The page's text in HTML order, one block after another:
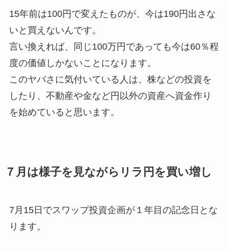
15年前は100円で変えたものが、今は190円出さな
いと買えないんです。
言い換えれば、同じ100万円であっても今は60％程
度の価値しかないことになります。
このヤバさに気付いている人は、株などの投資を
したり、不動産や金など円以外の資産へ資金作り
を始めていると思います。
７月は様子を見ながらリラ円を買い増し
7月15日でスワップ投資企画が１年目の記念日とな
ります。